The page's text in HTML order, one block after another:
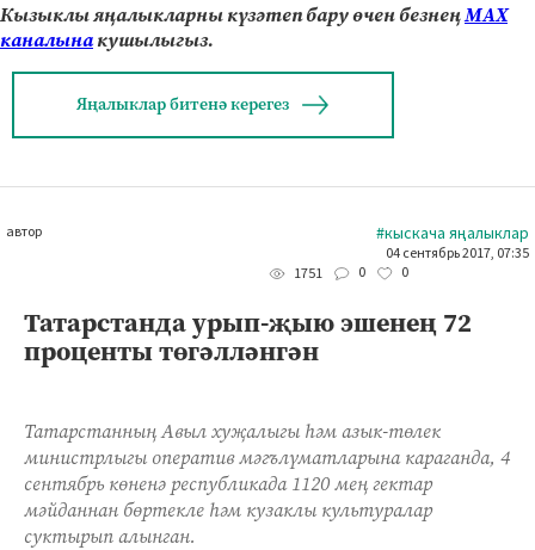
Кызыклы яңалыкларны күзәтеп бару өчен безнеңМАХ
каналынакушылыгыз.
Яңалыклар битенә керегез
автор #кыскача яңалыклар
04 сентябрь 2017, 07:35
1751
0 0
Татарстанда урып-җыю эшенең 72
проценты төгәлләнгән
Татарстанның Авыл хуҗалыгы һәм азык-төлек
министрлыгы оператив мәгълүматларына караганда, 4
сентябрь көненә республикада 1120 мең гектар
мәйданнан бөртекле һәм кузаклы культуралар
суктырып алынган.